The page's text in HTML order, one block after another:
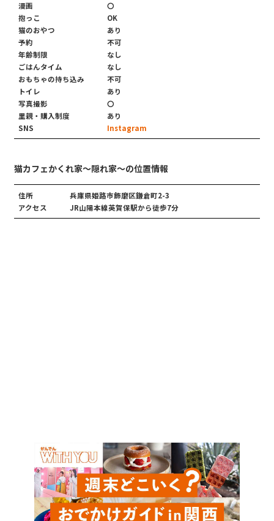
漫画
〇
抱っこ
OK
猫のおやつ
あり
予約
不可
年齢制限
なし
ごはんタイム
なし
おもちゃの持ち込み
不可
トイレ
あり
写真撮影
〇
里親・購入制度
あり
SNS
Instagram
猫カフェかくれ家〜隠れ家〜の位置情報
住所
兵庫県姫路市飾磨区鎌倉町2-3
アクセス
JR山陽本線英賀保駅から徒歩7分